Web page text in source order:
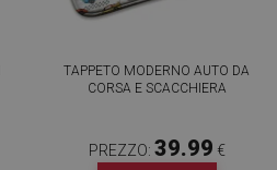
TAPPETO MODERNO AUTO DA
CORSA E SCACCHIERA
PREZZO: 39.99 €